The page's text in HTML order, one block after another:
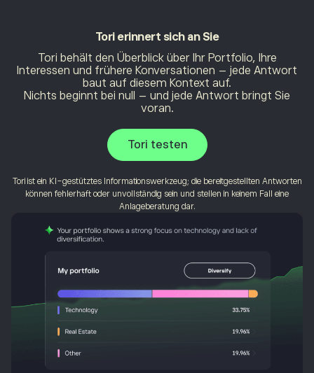
Tori erinnert sich an Sie
Tori behält den Überblick über Ihr Portfolio, Ihre
Interessen und frühere Konversationen – jede Antwort
baut auf diesem Kontext auf.
Nichts beginnt bei null – und jede Antwort bringt Sie
voran.
Tori testen
Tori ist ein KI-gestütztes Informationswerkzeug; die bereitgestellten Antworten
können fehlerhaft oder unvollständig sein und stellen in keinem Fall eine
Anlageberatung dar.